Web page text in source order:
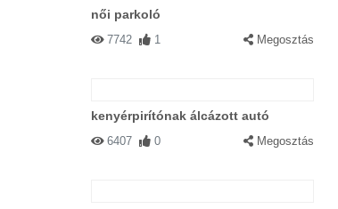
női parkoló
7742 1 Megosztás
kenyérpirítónak álcázott autó
6407 0 Megosztás